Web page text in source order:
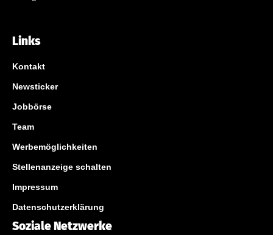
Links
Kontakt
Newsticker
Jobbörse
Team
Werbemöglichkeiten
Stellenanzeige schalten
Impressum
Datenschutzerklärung
Soziale Netzwerke